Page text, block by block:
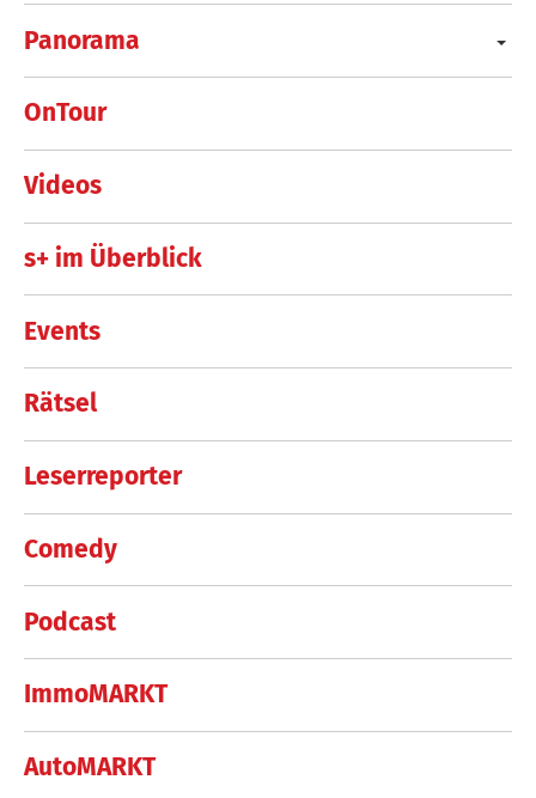
Panorama
OnTour
Videos
s+ im Überblick
Events
Rätsel
Leserreporter
Comedy
Podcast
ImmoMARKT
AutoMARKT